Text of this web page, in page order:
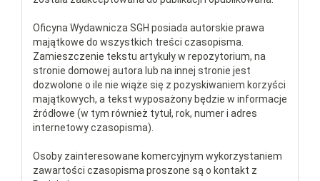
Oficyna Wydawnicza SGH posiada autorskie prawa
majątkowe do wszystkich treści czasopisma.
Zamieszczenie tekstu artykuły w repozytorium, na
stronie domowej autora lub na innej stronie jest
dozwolone o ile nie wiąże się z pozyskiwaniem korzyści
majątkowych, a tekst wyposażony będzie w informacje
źródłowe (w tym również tytuł, rok, numer i adres
internetowy czasopisma).
Osoby zainteresowane komercyjnym wykorzystaniem
zawartości czasopisma proszone są o kontakt z